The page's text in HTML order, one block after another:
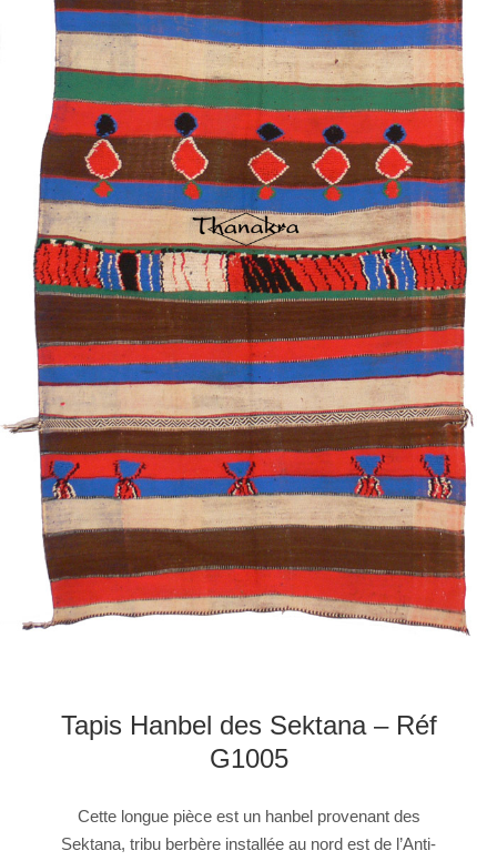
Tapis Hanbel des Sektana – Réf
G1005
Cette longue pièce est un hanbel provenant des
Sektana, tribu berbère installée au nord est de l’Anti-